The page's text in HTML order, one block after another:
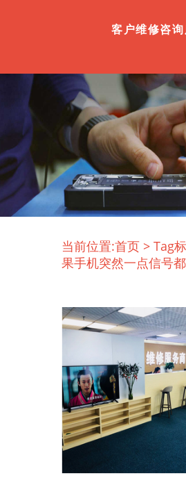
客户维修咨
当前位置:首页 > Tag
果手机突然一点信号